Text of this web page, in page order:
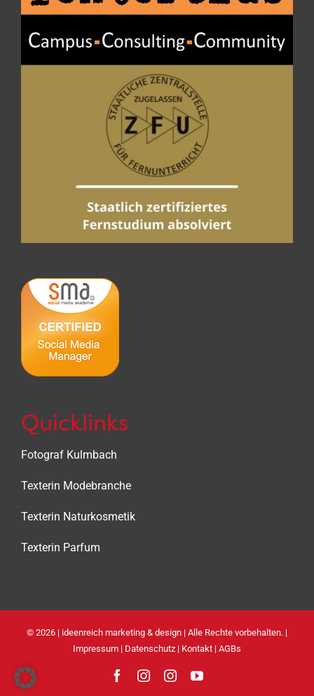
Quicklinks
Fotograf Kulmbach
Texterin Modebranche
Texterin Naturkosmetik
Texterin Parfum
© 2026 | ideenreich marketing & design | Alle Rechte vorbehalten. |
Impressum | Datenschutz | Kontakt | AGBs
FacebookInstagram
InstagramYouTube